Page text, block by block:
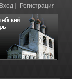
Вход Регистрация